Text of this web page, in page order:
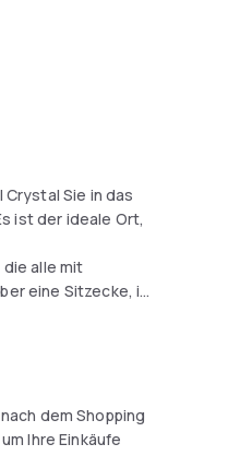
Sie in das
ist der ideale Ort,
alle mit
eine Sitzecke, in
einen
Kein Raum
dem Shopping
Ihre Einkäufe